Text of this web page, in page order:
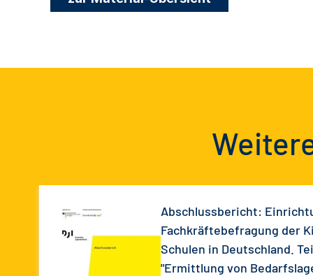
Abschlussbericht:
Fachkräftebefragung der
Schulen in Deutschland.
"Ermittlung von